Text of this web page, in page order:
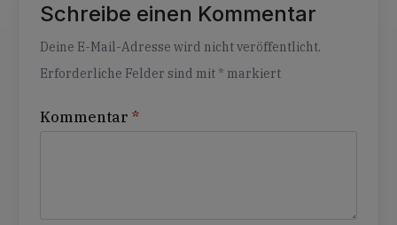
Schreibe einen Kommentar
Deine E-Mail-Adresse wird nicht veröffentlicht.
Erforderliche Felder sind mit * markiert
Kommentar *
Alternative: